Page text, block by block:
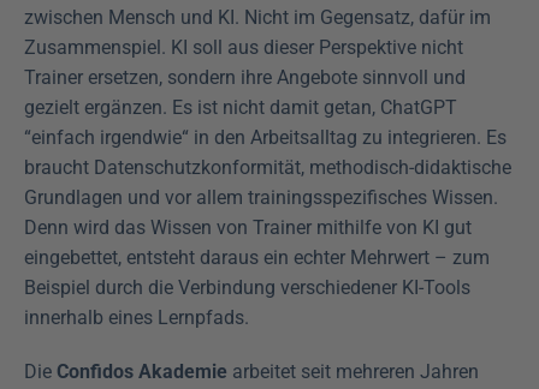
zwischen Mensch und KI. Nicht im Gegensatz, dafür im
Zusammenspiel. KI soll aus dieser Perspektive nicht
Trainer ersetzen, sondern ihre Angebote sinnvoll und
gezielt ergänzen. Es ist nicht damit getan, ChatGPT
“einfach irgendwie“ in den Arbeitsalltag zu integrieren. Es
braucht Datenschutzkonformität, methodisch-didaktische
Grundlagen und vor allem trainingsspezifisches Wissen.
Denn wird das Wissen von Trainer mithilfe von KI gut
eingebettet, entsteht daraus ein echter Mehrwert – zum
Beispiel durch die Verbindung verschiedener KI-Tools
innerhalb eines Lernpfads.
Die Confidos Akademie arbeitet seit mehreren Jahren